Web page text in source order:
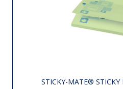
STICKY-MATE®